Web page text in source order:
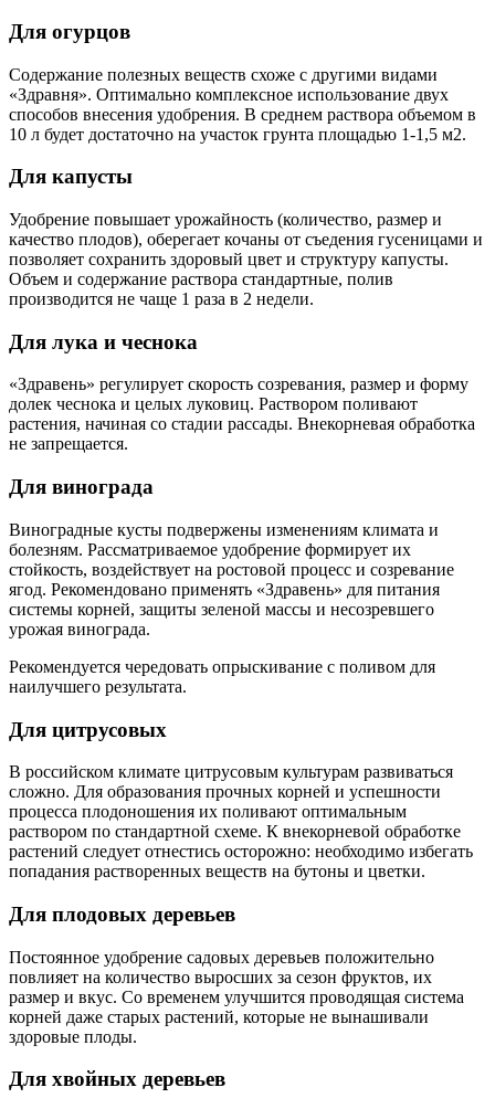
Для огурцов
Содержание полезных веществ схоже с другими видами
«Здравня». Оптимально комплексное использование двух
способов внесения удобрения. В среднем раствора объемом в
10 л будет достаточно на участок грунта площадью 1-1,5 м2.
Для капусты
Удобрение повышает урожайность (количество, размер и
качество плодов), оберегает кочаны от съедения гусеницами и
позволяет сохранить здоровый цвет и структуру капусты.
Объем и содержание раствора стандартные, полив
производится не чаще 1 раза в 2 недели.
Для лука и чеснока
«Здравень» регулирует скорость созревания, размер и форму
долек чеснока и целых луковиц. Раствором поливают
растения, начиная со стадии рассады. Внекорневая обработка
не запрещается.
Для винограда
Виноградные кусты подвержены изменениям климата и
болезням. Рассматриваемое удобрение формирует их
стойкость, воздействует на ростовой процесс и созревание
ягод. Рекомендовано применять «Здравень» для питания
системы корней, защиты зеленой массы и несозревшего
урожая винограда.
Рекомендуется чередовать опрыскивание с поливом для
наилучшего результата.
Для цитрусовых
В российском климате цитрусовым культурам развиваться
сложно. Для образования прочных корней и успешности
процесса плодоношения их поливают оптимальным
раствором по стандартной схеме. К внекорневой обработке
растений следует отнестись осторожно: необходимо избегать
попадания растворенных веществ на бутоны и цветки.
Для плодовых деревьев
Постоянное удобрение садовых деревьев положительно
повлияет на количество выросших за сезон фруктов, их
размер и вкус. Со временем улучшится проводящая система
корней даже старых растений, которые не вынашивали
здоровые плоды.
Для хвойных деревьев